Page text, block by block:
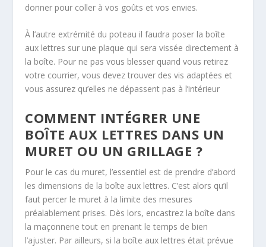
donner pour coller à vos goûts et vos envies.
À l’autre extrémité du poteau il faudra poser la boîte
aux lettres sur une plaque qui sera vissée directement à
la boîte. Pour ne pas vous blesser quand vous retirez
votre courrier, vous devez trouver des vis adaptées et
vous assurez qu’elles ne dépassent pas à l’intérieur
COMMENT INTÉGRER UNE
BOÎTE AUX LETTRES DANS UN
MURET OU UN GRILLAGE ?
Pour le cas du muret, l’essentiel est de prendre d’abord
les dimensions de la boîte aux lettres. C’est alors qu’il
faut percer le muret à la limite des mesures
préalablement prises. Dès lors, encastrez la boîte dans
la maçonnerie tout en prenant le temps de bien
l’ajuster. Par ailleurs, si la boîte aux lettres était prévue